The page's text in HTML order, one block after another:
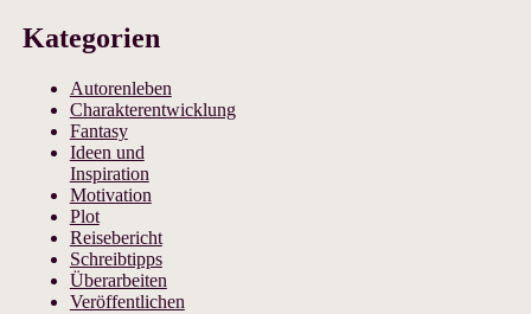
Kategorien
Autorenleben
Charakterentwicklung
Fantasy
Ideen und
Inspiration
Motivation
Plot
Reisebericht
Schreibtipps
Überarbeiten
Veröffentlichen